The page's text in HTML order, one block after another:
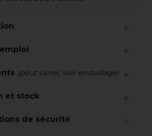
(peut varier, voir emballage)
et stock
de sécurité